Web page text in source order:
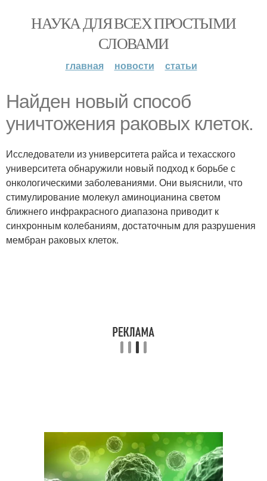
НАУКА ДЛЯ ВСЕХ ПРОСТЫМИ
СЛОВАМИ
главная новости статьи
Найден новый способ
уничтожения раковых клеток.
Исследователи из университета райса и техасского
университета обнаружили новый подход к борьбе с
онкологическими заболеваниями. Они выяснили, что
стимулирование молекул аминоцианина светом
ближнего инфракрасного диапазона приводит к
синхронным колебаниям, достаточным для разрушения
мембран раковых клеток.